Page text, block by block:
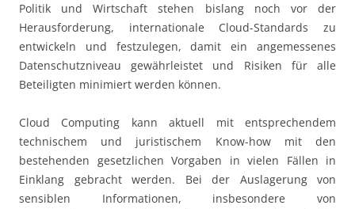
Politik und Wirtschaft stehen bislang noch vor der
Herausforderung, internationale Cloud-Standards zu
entwickeln und festzulegen, damit ein angemessenes
Datenschutzniveau gewährleistet und Risiken für alle
Beteiligten minimiert werden können.
Cloud Computing kann aktuell mit entsprechendem
technischem und juristischem Know-how mit den
bestehenden gesetzlichen Vorgaben in vielen Fällen in
Einklang gebracht werden. Bei der Auslagerung von
sensiblen Informationen, insbesondere von